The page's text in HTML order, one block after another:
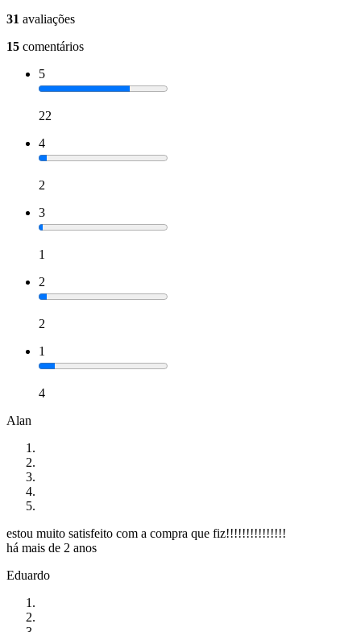
31 avaliações
15 comentários
5
22
4
2
3
1
2
2
1
4
Alan
estou muito satisfeito com a compra que fiz!!!!!!!!!!!!!!!
há mais de 2 anos
Eduardo